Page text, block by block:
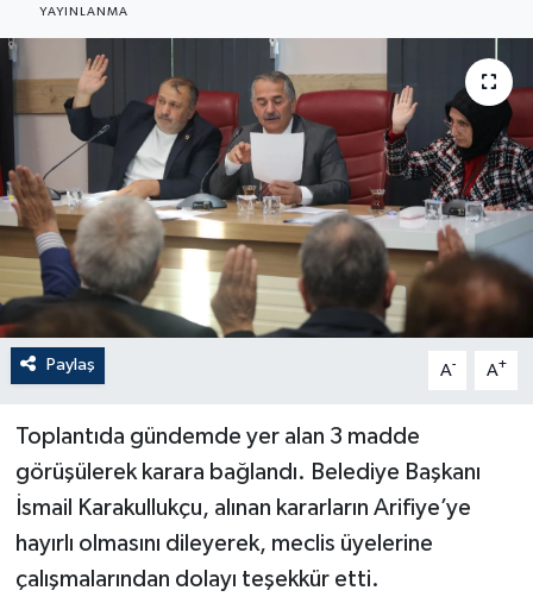
YAYINLANMA
Paylaş A- A+
Toplantıda gündemde yer alan 3 madde
görüşülerek karara bağlandı. Belediye Başkanı
İsmail Karakullukçu, alınan kararların Arifiye’ye
hayırlı olmasını dileyerek, meclis üyelerine
çalışmalarından dolayı teşekkür etti.